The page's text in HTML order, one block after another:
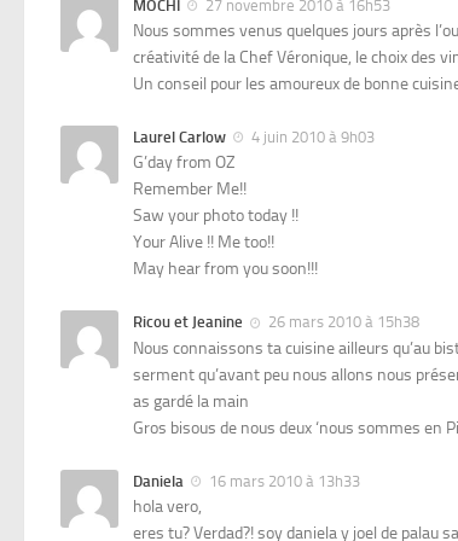
MOCHI 27 novembre 2010 à 16h53
Nous sommes venus quelques jours après
créativité de la Chef Véronique, le choix des
Un conseil pour les amoureux de bonne
Laurel Carlow 4 juin 2010 à 9h03
G’day from OZ
Remember Me!!
Saw your photo today !!
Your Alive !! Me too!!
May hear from you soon!!!
Ricou et Jeanine 26 mars 2010 à 15h38
Nous connaissons ta cuisine ailleurs qu’au
serment qu’avant peu nous allons nous
as gardé la main
Gros bisous de nous deux ‘nous sommes en
Daniela 16 mars 2010 à 13h33
hola vero,
eres tu? Verdad?! soy daniela y joel de palau